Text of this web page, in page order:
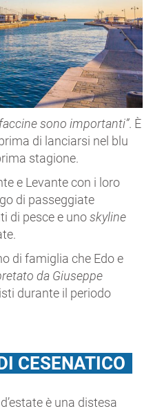
sono importanti”. È
di lanciarsi nel blu
stagione.
e Levante con i loro
di passeggiate
di pesce e unoskyline
di famiglia che Edo e
da Giuseppe
durante il periodo
CESENATICO
è una distesa